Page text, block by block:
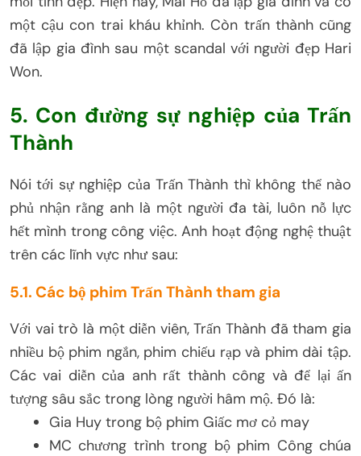
một cậu con trai kháu khỉnh. Còn trấn thành cũng
đã lập gia đình sau một scandal với người đẹp Hari
Won.
5. Con đường sự nghiệp của Trấn
Thành
Nói tới sự nghiệp của Trấn Thành thì không thể nào
phủ nhận rằng anh là một người đa tài, luôn nỗ lực
hết mình trong công việc. Anh hoạt động nghệ thuật
trên các lĩnh vực như sau:
5.1. Các bộ phim Trấn Thành tham gia
Với vai trò là một diễn viên, Trấn Thành đã tham gia
nhiều bộ phim ngắn, phim chiếu rạp và phim dài tập.
Các vai diễn của anh rất thành công và để lại ấn
tượng sâu sắc trong lòng người hâm mộ. Đó là:
Gia Huy trong bộ phim Giấc mơ cỏ may
MC chương trình trong bộ phim Công chúa